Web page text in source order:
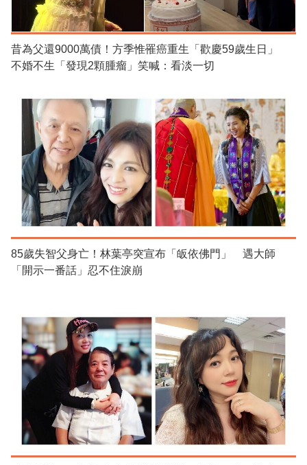
昔為父還9000萬債！方季惟罹癌重生「歡慶59歲生日」
不婚不生「發現2顆腫瘤」笑喊：看淡一切
85歲失智父身亡！林葉亭突宣布「皈依佛門」 遇大師
「開示一番話」忍不住淚崩